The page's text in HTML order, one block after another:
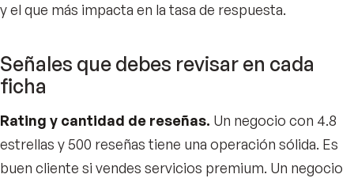
y el que más impacta en la tasa de respuesta.
Señales que debes revisar en cada
ficha
Rating y cantidad de reseñas. Un negocio con 4.8
estrellas y 500 reseñas tiene una operación sólida. Es
buen cliente si vendes servicios premium. Un negocio